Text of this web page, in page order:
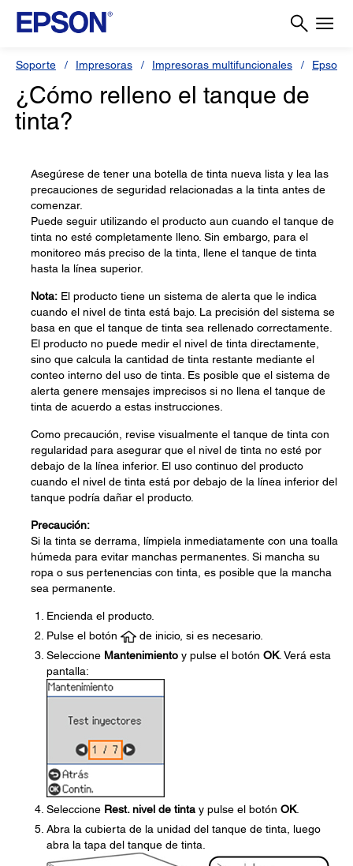
Soporte Impresoras Impresoras multifuncionales Epson
¿Cómo relleno el tanque de
tinta?
Asegúrese de tener una botella de tinta nueva lista y lea las
precauciones de seguridad relacionadas a la tinta antes de
comenzar.
Puede seguir utilizando el producto aun cuando el tanque de
tinta no esté completamente lleno. Sin embargo, para el
monitoreo más preciso de la tinta, llene el tanque de tinta
hasta la línea superior.
Nota: El producto tiene un sistema de alerta que le indica
cuando el nivel de tinta está bajo. La precisión del sistema se
basa en que el tanque de tinta sea rellenado correctamente.
El producto no puede medir el nivel de tinta directamente,
sino que calcula la cantidad de tinta restante mediante el
conteo interno del uso de tinta. Es posible que el sistema de
alerta genere mensajes imprecisos si no llena el tanque de
tinta de acuerdo a estas instrucciones.
Como precaución, revise visualmente el tanque de tinta con
regularidad para asegurar que el nivel de tinta no esté por
debajo de la línea inferior. El uso continuo del producto
cuando el nivel de tinta está por debajo de la línea inferior del
tanque podría dañar el producto.
Precaución:
Si la tinta se derrama, límpiela inmediatamente con una toalla
húmeda para evitar manchas permanentes. Si mancha su
ropa o sus pertenencias con tinta, es posible que la mancha
sea permanente.
Encienda el producto.
Pulse el botón
de inicio, si es necesario.
Seleccione Mantenimiento y pulse el botón OK. Verá esta
pantalla:
Seleccione Rest. nivel de tinta y pulse el botón OK.
Abra la cubierta de la unidad del tanque de tinta, luego
abra la tapa del tanque de tinta.